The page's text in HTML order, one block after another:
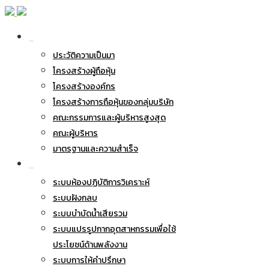
ประวัติความเป็นมา
โครงสร้างผู้ถือหุ้น
โครงสร้างองค์กร
โครงสร้างการถือหุ้นของกลุ่มบริษัท
คณะกรรมการและผู้บริหารสูงสุด
คณะผู้บริหาร
มาตรฐานและความสำเร็จ
ระบบห้องปฏิบัติการวิเคราะห์
ระบบฝังกลบ
ระบบบำบัดน้ำเสียรวม
ระบบแปรรูปกากอุตสาหกรรมเพื่อใช้
ประโยชน์ด้านพลังงาน
ระบบการให้คำปรึกษา